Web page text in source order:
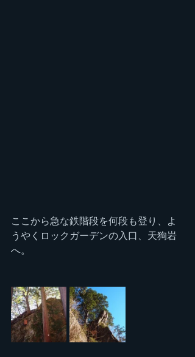
ここから急な鉄階段を何段も登り、よ
うやくロックガーデンの入口、天狗岩
へ。